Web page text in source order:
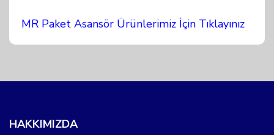
MR Paket Asansör Ürünlerimiz İçin Tıklayınız
HAKKIMIZDA